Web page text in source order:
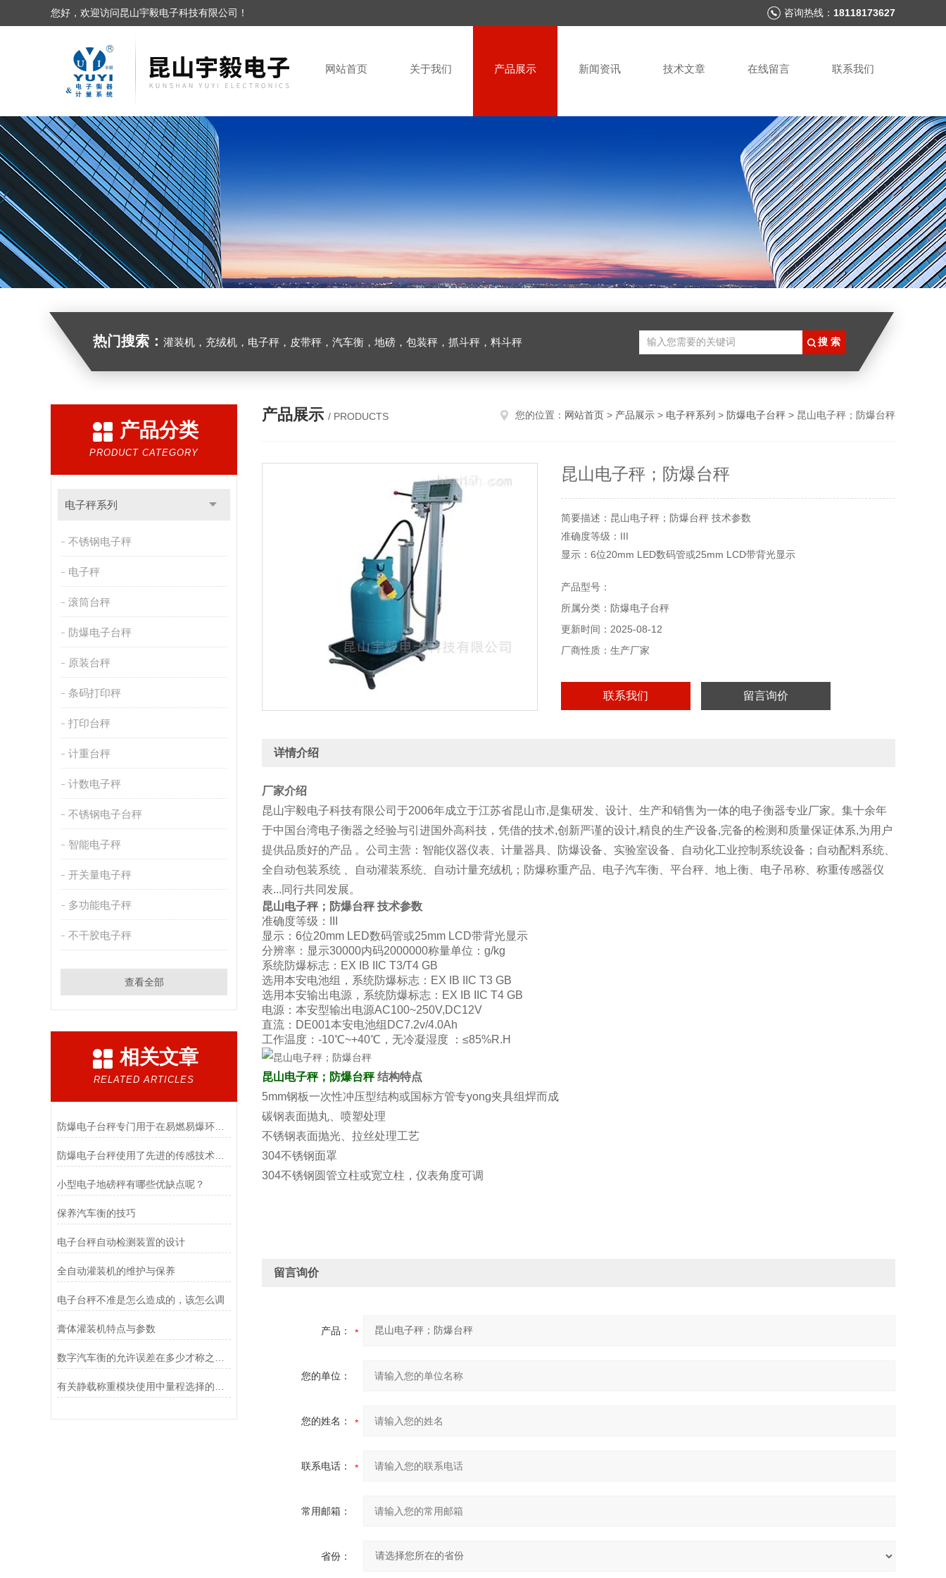
您好，欢迎访问昆山宇毅电子科技有限公司！ 咨询热线： 18118173627
网站首页 关于我们 产品展示 新闻资讯 技术文章 在线留言 联系我们
热门搜索： 灌装机，充绒机，电子秤，皮带秤，汽车衡，地磅，包装秤，抓斗秤，料斗秤
产品分类
PRODUCT CATEGORY
电子秤系列
不锈钢电子秤
电子秤
滚筒台秤
防爆电子台秤
原装台秤
条码打印秤
打印台秤
计重台秤
计数电子秤
不锈钢电子台秤
智能电子秤
开关量电子秤
多功能电子秤
不干胶电子秤
查看全部
相关文章
RELATED ARTICLES
防爆电子台秤专门用于在易燃易爆环境中进行称重操作
防爆电子台秤使用了先进的传感技术和数据处理算法
小型电子地磅秤有哪些优缺点呢？
保养汽车衡的技巧
电子台秤自动检测装置的设计
全自动灌装机的维护与保养
电子台秤不准是怎么造成的，该怎么调
膏体灌装机特点与参数
产品展示 / PRODUCTS 您的位置： 网站首页 > 产品展示 > 电子秤系列 > 防爆电子台秤 > 昆山电子秤；防爆台秤
昆山电子秤；防爆台秤
简要描述：昆山电子秤；防爆台秤 技术参数
准确度等级：III
显示：6位20mm LED数码管或25mm LCD带背光显示
产品型号：
所属分类：防爆电子台秤
更新时间：2025-08-12
厂商性质：生产厂家
联系我们 留言询价
详情介绍
厂家介绍
昆山宇毅电子科技有限公司于2006年成立于江苏省昆山市,是集研发、设计、生产和销售为一体的电子衡器专业厂家。集十余年
于中国台湾电子衡器之经验与引进国外高科技，凭借的技术,创新严谨的设计,精良的生产设备,完备的检测和质量保证体系,为用户
提供品质好的产品 。公司主营：智能仪器仪表、计量器具、防爆设备、实验室设备、自动化工业控制系统设备；自动配料系统、
全自动包装系统 、自动灌装系统、自动计量充绒机；防爆称重产品、电子汽车衡、平台秤、地上衡、电子吊称、称重传感器仪
表...同行共同发展。
昆山电子秤；防爆台秤 技术参数
准确度等级：III
显示：6位20mm LED数码管或25mm LCD带背光显示
分辨率：显示30000内码2000000称量单位：g/kg
系统防爆标志：EX IB IIC T3/T4 GB
选用本安电池组，系统防爆标志：EX IB IIC T3 GB
选用本安输出电源，系统防爆标志：EX IB IIC T4 GB
电源：本安型输出电源AC100~250V,DC12V
直流：DE001本安电池组DC7.2v/4.0Ah
工作温度：-10℃~+40℃，无冷凝湿度 ：≤85%R.H
昆山电子秤；防爆台秤 结构特点
5mm钢板一次性冲压型结构或国标方管专yong夹具组焊而成
碳钢表面抛丸、喷塑处理
不锈钢表面抛光、拉丝处理工艺
304不锈钢面罩
304不锈钢圆管立柱或宽立柱，仪表角度可调
留言询价
产品：
您的单位：
您的姓名：
联系电话：
常用邮箱：
省份：